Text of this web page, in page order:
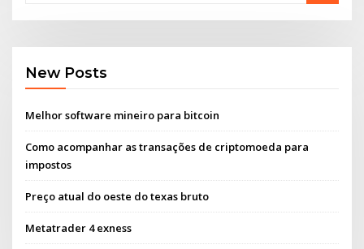
New Posts
Melhor software mineiro para bitcoin
Como acompanhar as transações de criptomoeda para
impostos
Preço atual do oeste do texas bruto
Metatrader 4 exness